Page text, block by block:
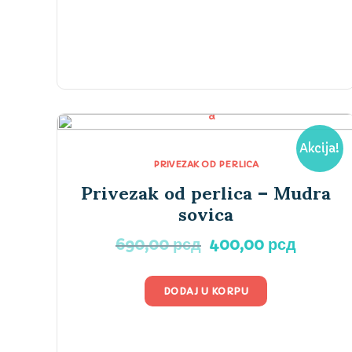
Akcija!
PRIVEZAK OD PERLICA
Privezak od perlica – Mudra
sovica
690,00рсд Originalna
je
bila:
400,00 рсд
DODAJ U KORPU